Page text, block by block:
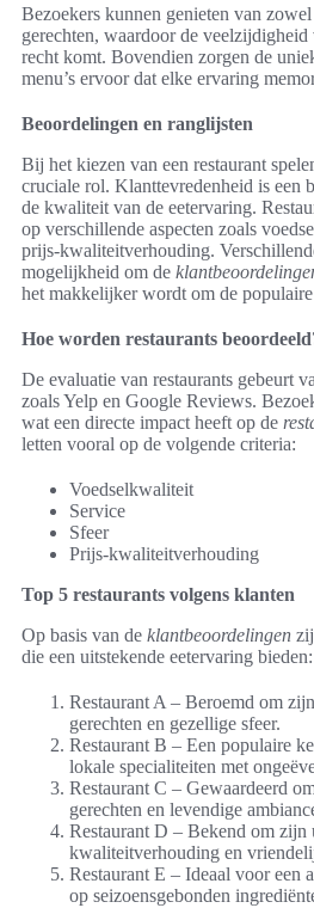
Bezoekers kunnen genieten van
gerechten, waardoor de
recht komt. Bovendien zorgen de
menu’s ervoor dat elke ervaring
Beoordelingen en ranglijsten
Bij het kiezen van een restaurant
cruciale rol. Klanttevredenheid is een
de kwaliteit van de eetervaring.
op verschillende aspecten zoals
prijs-kwaliteitverhouding.
mogelijkheid om de
het makkelijker wordt om de
Hoe worden restaurants
De evaluatie van restaurants gebeurt
zoals Yelp en Google Reviews.
wat een directe impact heeft op de
letten vooral op de volgende criteria:
Voedselkwaliteit
Service
Sfeer
Prijs-kwaliteitverhouding
Top 5 restaurants volgens klanten
Op basis van de klantbeoordelingen
die een uitstekende eetervaring bieden:
Restaurant A – Beroemd om
gerechten en gezellige sfeer.
Restaurant B – Een populaire
lokale specialiteiten met
Restaurant C – Gewaardeerd
gerechten en levendige
Restaurant D – Bekend om zijn
kwaliteitverhouding en
Restaurant E – Ideaal voor een
op seizoensgebonden